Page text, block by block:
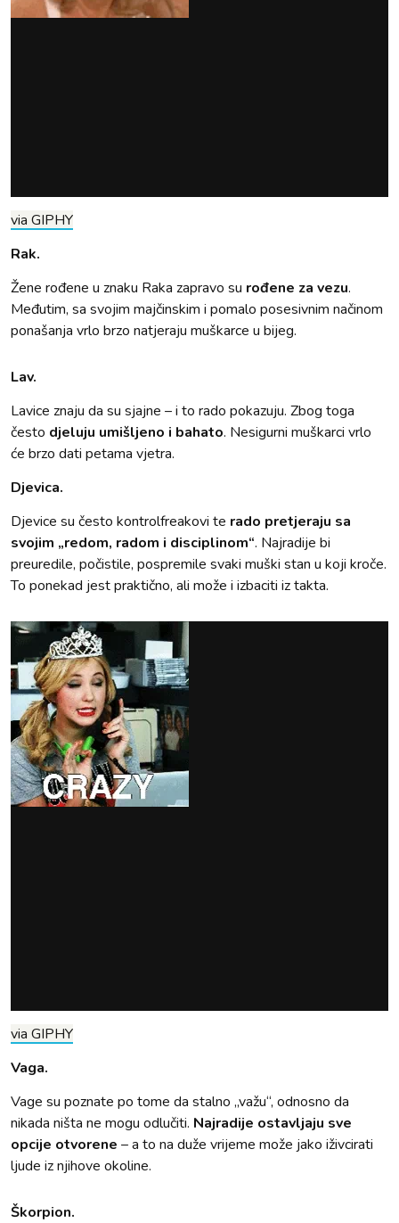
via GIPHY
Rak.
Žene rođene u znaku Raka zapravo su rođene za vezu.
Međutim, sa svojim majčinskim i pomalo posesivnim načinom
ponašanja vrlo brzo natjeraju muškarce u bijeg.
Lav.
Lavice znaju da su sjajne – i to rado pokazuju. Zbog toga
često djeluju umišljeno i bahato. Nesigurni muškarci vrlo
će brzo dati petama vjetra.
Djevica.
Djevice su često kontrolfreakovi te rado pretjeraju sa
svojim „redom, radom i disciplinom“. Najradije bi
preuredile, počistile, pospremile svaki muški stan u koji kroče.
To ponekad jest praktično, ali može i izbaciti iz takta.
via GIPHY
Vaga.
Vage su poznate po tome da stalno „važu“, odnosno da
nikada ništa ne mogu odlučiti. Najradije ostavljaju sve
opcije otvorene – a to na duže vrijeme može jako iživcirati
ljude iz njihove okoline.
Škorpion.